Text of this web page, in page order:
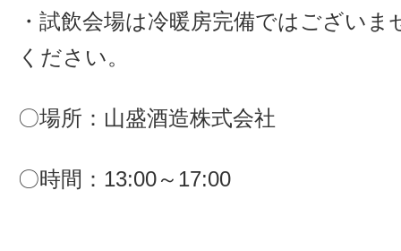
・試飲会場は冷暖房完備ではござい
ください。
〇場所：山盛酒造株式会社
〇時間：13:00～17:00